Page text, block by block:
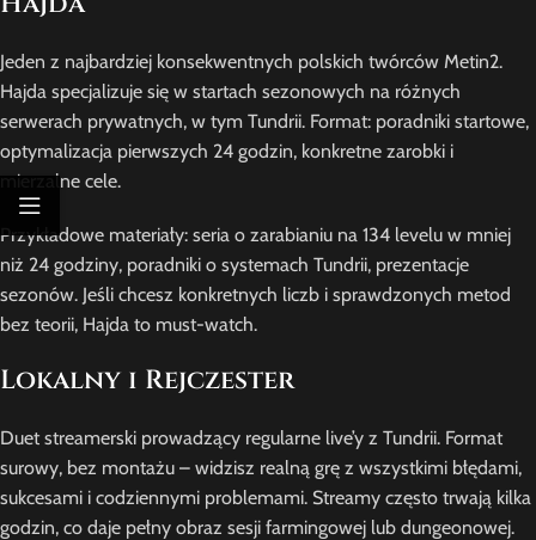
Jeden z najbardziej konsekwentnych polskich twórców Metin2.
Hajda specjalizuje się w startach sezonowych na różnych
serwerach prywatnych, w tym Tundrii. Format: poradniki startowe,
optymalizacja pierwszych 24 godzin, konkretne zarobki i
mierzalne cele.
Przykładowe materiały: seria o zarabianiu na 134 levelu w mniej
niż 24 godziny, poradniki o systemach Tundrii, prezentacje
sezonów. Jeśli chcesz konkretnych liczb i sprawdzonych metod
bez teorii, Hajda to must-watch.
Lokalny i Rejczester
Duet streamerski prowadzący regularne live’y z Tundrii. Format
surowy, bez montażu – widzisz realną grę z wszystkimi błędami,
sukcesami i codziennymi problemami. Streamy często trwają kilka
godzin, co daje pełny obraz sesji farmingowej lub dungeonowej.